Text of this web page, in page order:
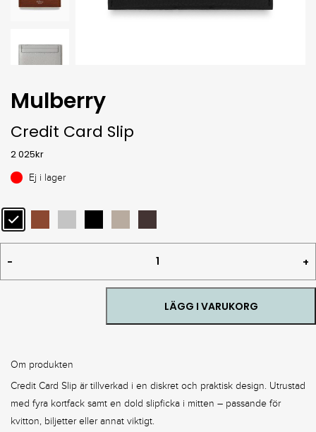
Mulberry
Credit Card Slip
2 025kr
Ej i lager
Card
Slip
LÄGG I VARUKORG
Om produkten
Credit Card Slip är tillverkad i en diskret och praktisk design. Utrustad
med fyra kortfack samt en dold slipficka i mitten – passande för
kvitton, biljetter eller annat viktigt.